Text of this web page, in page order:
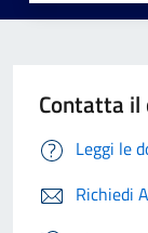
Contatta il
Leggi le
Richiedi